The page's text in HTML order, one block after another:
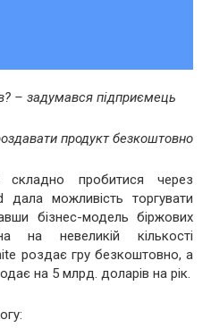
– задумався підприємець
продукт безкоштовно
складно пробитися через
можливість торгувати
бізнес-модель біржових
на невеликій кількості
роздає гру безкоштовно, а
на 5 млрд. доларів на рік.